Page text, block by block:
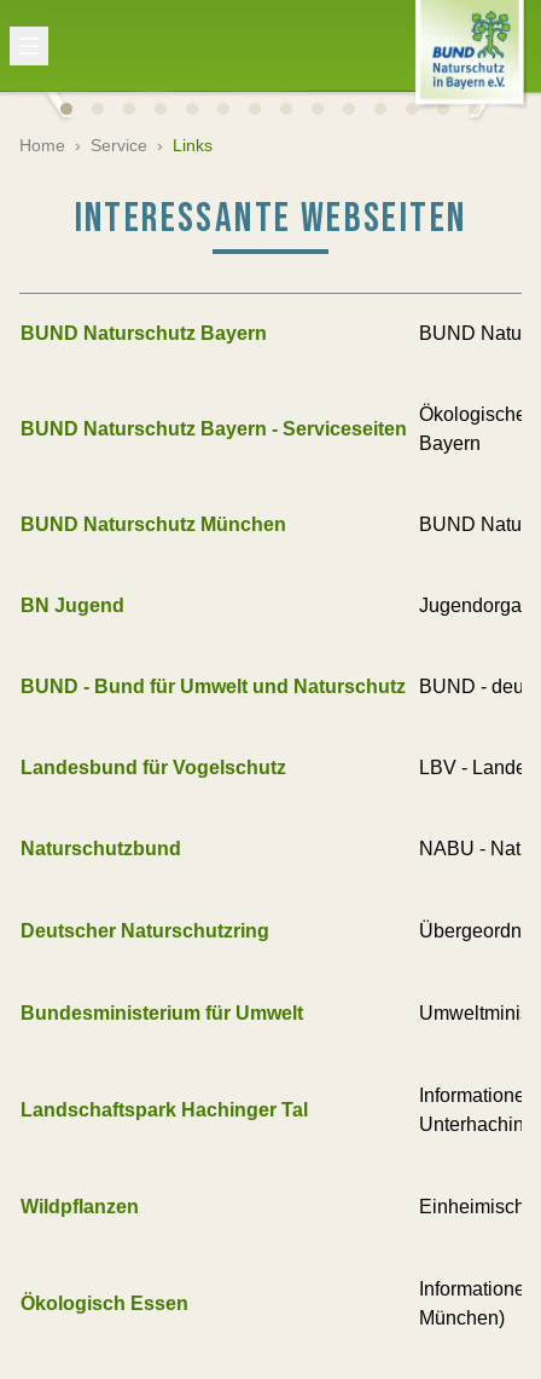
Home › Service › Links
INTERESSANTE WEBSEITEN
BUND Naturschutz Bayern BUND
BUND Naturschutz Bayern - Serviceseiten
Ökologisches
Bayern
BUND Naturschutz München BUND
BN Jugend
BUND - Bund für Umwelt und Naturschutz BUND -
Landesbund für Vogelschutz LBV -
Naturschutzbund NABU -
Deutscher Naturschutzring
Bundesministerium für Umwelt
Landschaftspark Hachinger Tal
Unterhaching
Wildpflanzen
Ökologisch Essen
München)